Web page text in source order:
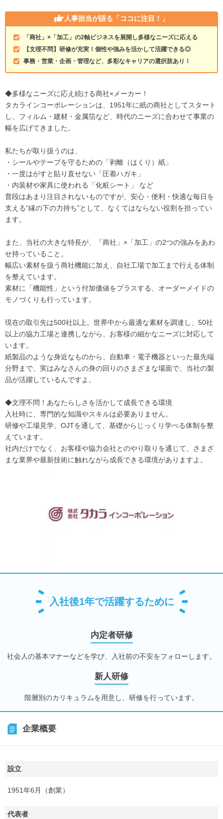
人事担当が語る 「ココに注目！」
「商社」×「加工」の2軸ビジネスを展開し多様なニーズに応える
【文理不問】研修が充実！個性や強みを活かして活躍できる◎
事務・営業・企画・管理など、多彩なキャリアの選択肢あり！
◆多様なニーズに応え続ける商社×メーカー！
タカラインコーポレーションは、1951年に紙の商社としてスタート
し、フィルム・建材・金属箔など、時代のニーズに合わせて事業の
幅を広げてきました。
私たちが取り扱うのは、
・シールやテープを守るための「剥離（はくり）紙」
・一度はがすと貼り直せない「圧着ハガキ」
・内装材や家具に使われる「化粧シート」 など
普段はあまり注目されないものですが、安心・便利・快適な毎日を
支える“縁の下の力持ち”として、なくてはならない役割を担ってい
ます。
また、当社の大きな特長が、「商社」×「加工」の2つの強みをあわ
せ持っていること。
幅広い素材を扱う商社機能に加え、自社工場で加工まで行える体制
を整えています。
素材に「機能性」という付加価値をプラスする、オーダーメイドの
モノづくりも行っています。
現在の取引先は500社以上。世界中から最適な素材を調達し、50社
以上の協力工場と連携しながら、お客様の細かなニーズに対応して
います。
紙製品のような身近なものから、自動車・電子機器といった最先端
分野まで、実はみなさんの身の回りのさまざまな場面で、当社の製
品が活躍しているんですよ。
◆文理不問！あなたらしさを活かして成長できる環境
入社時に、専門的な知識やスキルは必要ありません。
研修や工場見学、OJTを通して、基礎からじっくり学べる体制を整
えています。
社内だけでなく、お客様や協力会社とのやり取りを通じて、さまざ
まな業界や最新技術に触れながら成長できる環境がありますよ。
入社後1年で活躍するために
内定者研修
社会人の基本マナーなどを学び、入社前の不安をフォローします。
新人研修
階層別のカリキュラムを用意し、研修を行っています。
企業概要
設立
1951年6月（創業）
代表者